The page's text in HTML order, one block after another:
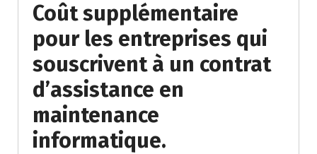
Coût supplémentaire
pour les entreprises qui
souscrivent à un contrat
d’assistance en
maintenance
informatique.